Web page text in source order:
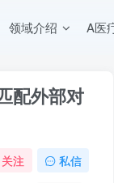
领域介绍 A医
配外部对
关注 私信